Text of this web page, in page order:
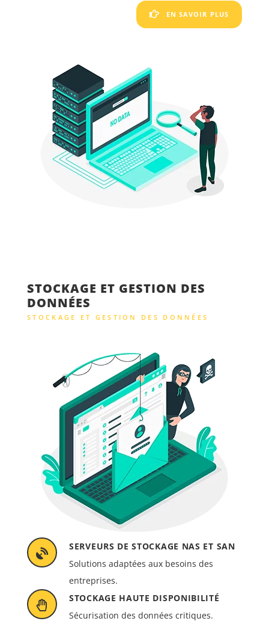
EN SAVOIR PLUS
STOCKAGE ET GESTION DES
DONNÉES
STOCKAGE ET GESTION DES DONNÉES
SERVEURS DE STOCKAGE NAS ET SAN
Solutions adaptées aux besoins des
entreprises.
STOCKAGE HAUTE DISPONIBILITÉ
Sécurisation des données critiques.